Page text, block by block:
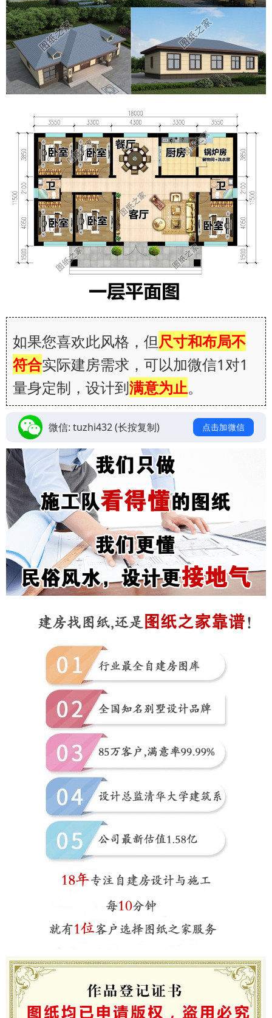
如果您喜欢此风格，但尺寸和布局不
符合实际建房需求，可以加微信1对1
量身定制，设计到满意为止。
微信: tuzhi432(长按复制) 点击加微信